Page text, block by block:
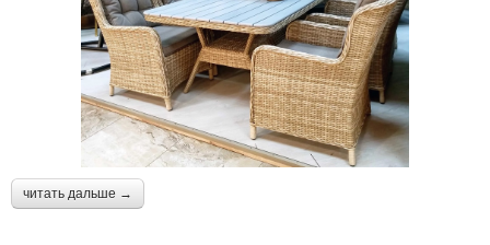
читать дальше →